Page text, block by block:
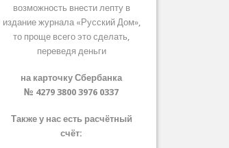
возможность внести лепту в
издание журнала «Русский Дом»,
то проще всего это сделать,
переведя деньги
на карточку Сбербанка
№ 4279 3800 3976 0337
Также у нас есть расчётный
счёт: